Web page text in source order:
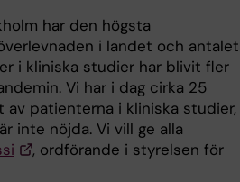
har den högsta
i landet och antalet
i kliniska studier har blivit fler
Vi har i dag cirka 25
av patienterna i kliniska studier,
inte nöjda. Vi vill ge alla
, ordförande i styrelsen för